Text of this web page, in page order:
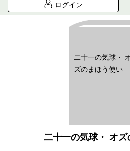
ログイン
二十一の気球・
ズのまほう使い
二十一の気球・ オ